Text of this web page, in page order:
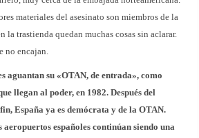
materiales del asesinato son miembros de la
la trastienda quedan muchas cosas sin aclarar.
no encajan.
aguantan su «OTAN, de entrada», como
llegan al poder, en 1982. Después del
España ya es demócrata y de la OTAN.
aeropuertos españoles continúan siendo una